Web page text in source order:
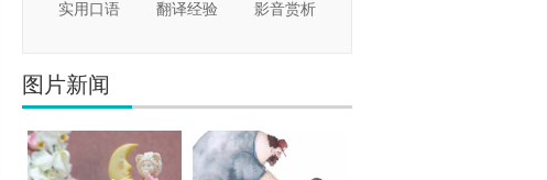
实用口语 翻译经验 影音赏析
图片新闻